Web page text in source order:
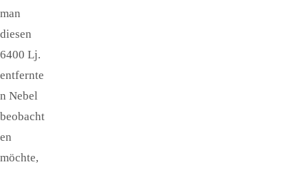
man
diesen
6400 Lj.
entfernte
n Nebel
beobacht
en
möchte,